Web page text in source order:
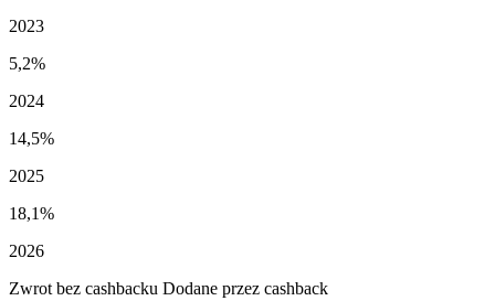
2023
5,2%
2024
14,5%
2025
18,1%
2026
Zwrot bez cashbacku Dodane przez cashback